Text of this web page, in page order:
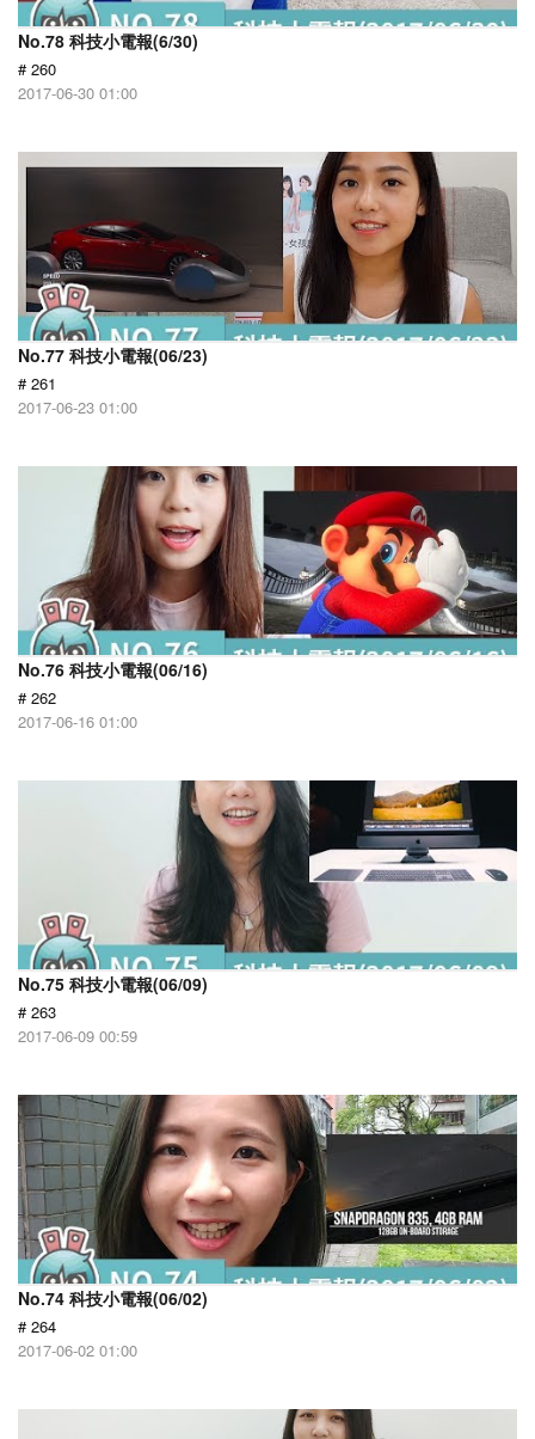
No.78 科技小電報(6/30)
# 260
2017-06-30 01:00
No.77 科技小電報(06/23)
# 261
2017-06-23 01:00
No.76 科技小電報(06/16)
# 262
2017-06-16 01:00
No.75 科技小電報(06/09)
# 263
2017-06-09 00:59
No.74 科技小電報(06/02)
# 264
2017-06-02 01:00